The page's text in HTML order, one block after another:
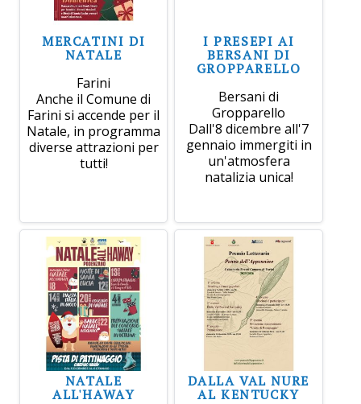
MERCATINI DI
NATALE
Farini
Anche il Comune di
Farini si accende per il
Natale, in programma
diverse attrazioni per
tutti!
I PRESEPI AI
BERSANI DI
GROPPARELLO
Bersani di
Gropparello
Dall'8 dicembre all'7
gennaio immergiti in
un'atmosfera
natalizia unica!
NATALE
ALL'HAWAY
DALLA VAL NURE
AL KENTUCKY